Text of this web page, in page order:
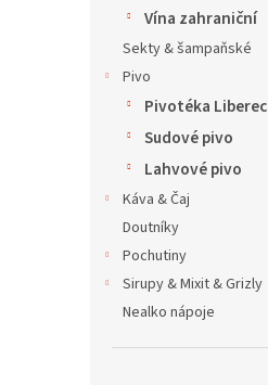
Vína zahraniční
Sekty & šampaňské
Pivo
Pivotéka Liberec
Sudové pivo
Lahvové pivo
Káva & Čaj
Doutníky
Pochutiny
Sirupy & Mixit & Grizly
Nealko nápoje